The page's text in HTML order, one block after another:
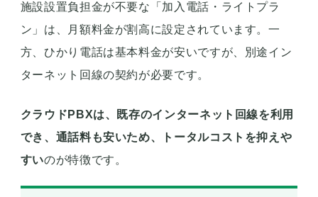
施設設置負担金が不要な「加入電話・ライトプラ
ン」は、月額料金が割高に設定されています。一
方、ひかり電話は基本料金が安いですが、別途イン
ターネット回線の契約が必要です。
クラウドPBXは、既存のインターネット回線を利用
でき、通話料も安いため、トータルコストを抑えや
すいのが特徴です。